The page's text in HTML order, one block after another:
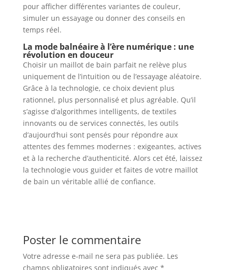
pour afficher différentes variantes de couleur,
simuler un essayage ou donner des conseils en
temps réel.
La mode balnéaire à l’ère numérique : une
révolution en douceur
Choisir un maillot de bain parfait ne relève plus
uniquement de l’intuition ou de l’essayage aléatoire.
Grâce à la technologie, ce choix devient plus
rationnel, plus personnalisé et plus agréable. Qu’il
s’agisse d’algorithmes intelligents, de textiles
innovants ou de services connectés, les outils
d’aujourd’hui sont pensés pour répondre aux
attentes des femmes modernes : exigeantes, actives
et à la recherche d’authenticité. Alors cet été, laissez
la technologie vous guider et faites de votre maillot
de bain un véritable allié de confiance.
Poster le commentaire
Votre adresse e-mail ne sera pas publiée. Les
champs obligatoires sont indiqués avec *